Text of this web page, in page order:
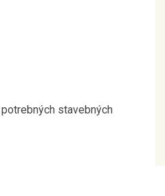
stavebných